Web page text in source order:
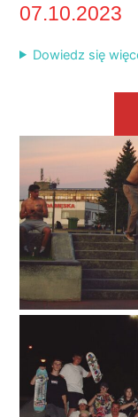
07.10.2023
Dowiedz się